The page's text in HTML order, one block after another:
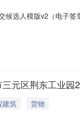
候选人模版v2（电子
元区荆东工业
建筑
货物